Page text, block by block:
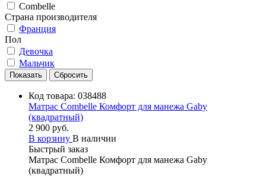
Combelle
Страна производителя
Франция
Пол
Девочка
Мальчик
Код товара: 038488
Матрас Combelle Комфорт для манежа Gaby
(квадратный)
2 900 руб.
В корзину В наличии
Быстрый заказ
Матрас Combelle Комфорт для манежа Gaby
(квадратный)